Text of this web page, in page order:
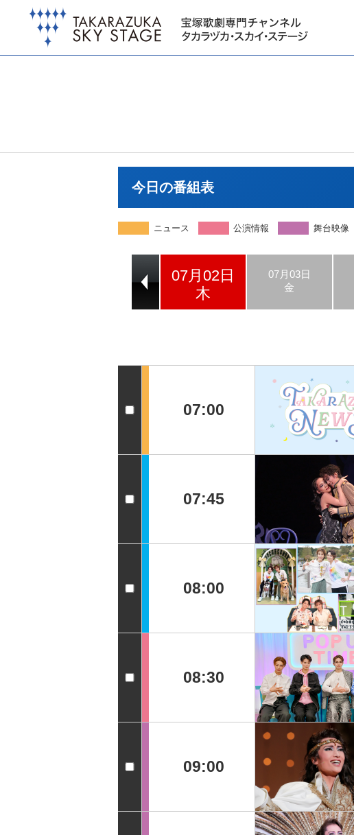
今日の番組表
ニュース 公演情報 舞台映像
07月02日
木
07月03日
金
07:00
07:45
08:00
08:30
09:00